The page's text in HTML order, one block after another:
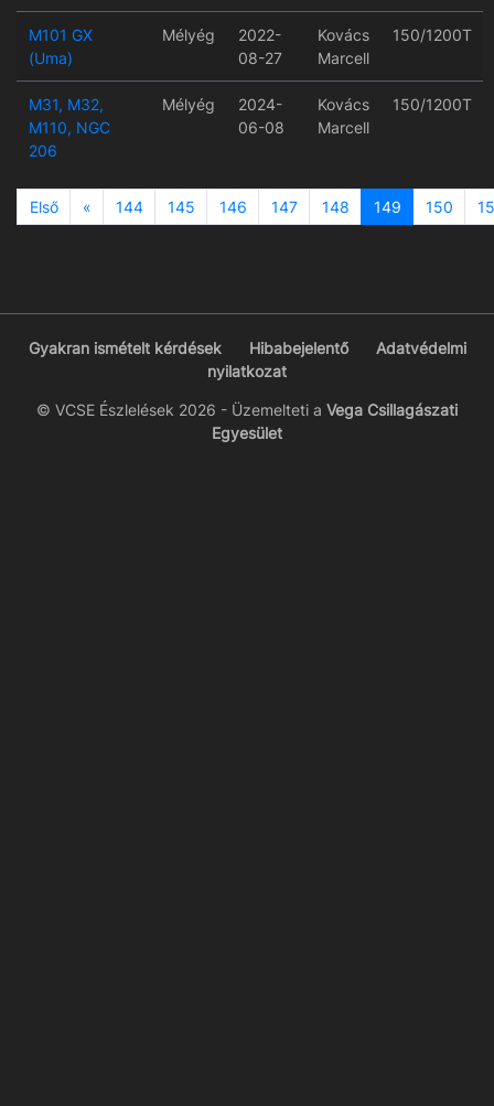
M101 GX
(Uma)
Mélyég
2022-
08-27
Kovács
Marcell
150/1200T
M31, M32,
M110, NGC
206
Mélyég
2024-
06-08
Kovács
Marcell
150/1200T
Első «Previous
144 145 146 147 148 149 150
Gyakran ismételt kérdések Hibabejelentő
Adatvédelmi
nyilatkozat
© VCSE Észlelések 2026 - Üzemelteti a Vega Csillagászati
Egyesület